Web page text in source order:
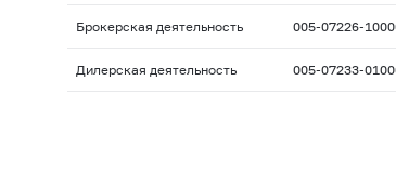
Брокерская деятельность 005-07226-
Дилерская деятельность 005-07233-